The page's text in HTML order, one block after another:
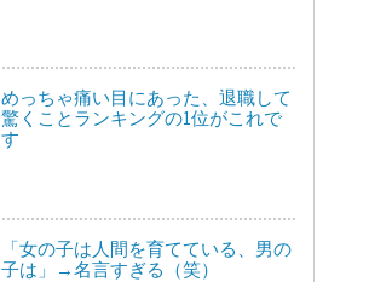
めっちゃ痛い目にあった、退職して
驚くことランキングの1位がこれで
す
「女の子は人間を育てている、男の
子は」→名言すぎる（笑）